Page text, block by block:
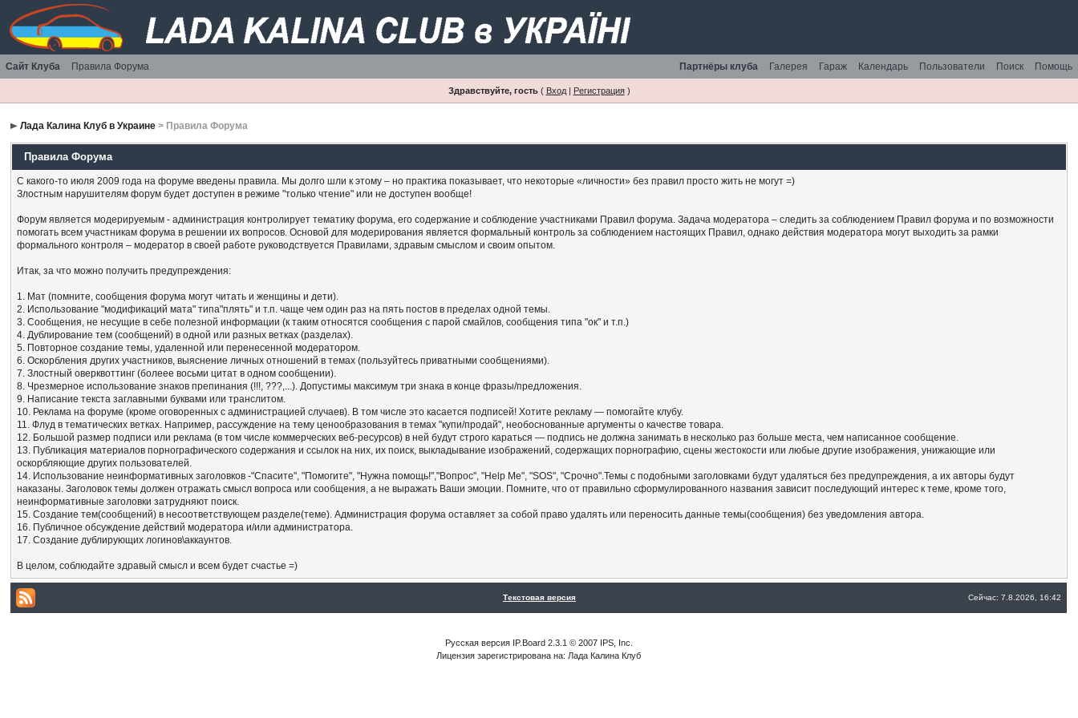
Сайт Клуба Правила Форума Помощь
Поиск
Пользователи
Календарь
Гараж
Галерея
Партнёры клуба
Здравствуйте, гость( Вход| Регистрация)
Лада Калина Клуб в Украине > Правила Форума
Правила Форума
С какого-то июля 2009 года на форуме введены правила. Мы долго шли к этому – но практика показывает, что некоторые «личности» без правил просто жить не могут =)
Злостным нарушителям форум будет доступен в режиме "только чтение" или не доступен вообще!
Форум является модерируемым - администрация контролирует тематику форума, его содержание и соблюдение участниками Правил форума. Задача модератора – следить за соблюдением Правил форума и по возможности
помогать всем участникам форума в решении их вопросов. Основой для модерирования является формальный контроль за соблюдением настоящих Правил, однако действия модератора могут выходить за рамки
формального контроля – модератор в своей работе руководствуется Правилами, здравым смыслом и своим опытом.
Итак, за что можно получить предупреждения:
1. Мат (помните, сообщения форума могут читать и женщины и дети).
2. Использование "модификаций мата" типа"плять" и т.п. чаще чем один раз на пять постов в пределах одной темы.
3. Сообщения, не несущие в себе полезной информации (к таким относятся сообщения с парой смайлов, сообщения типа "ок" и т.п.)
4. Дублирование тем (сообщений) в одной или разных ветках (разделах).
5. Повторное создание темы, удаленной или перенесенной модератором.
6. Оскорбления других участников, выяснение личных отношений в темах (пользуйтесь приватными сообщениями).
7. Злостный оверквоттинг (болеее восьми цитат в одном сообщении).
8. Чрезмерное использование знаков препинания (!!!, ???,...). Допустимы максимум три знака в конце фразы/предложения.
9. Написание текста заглавными буквами или транслитом.
10. Реклама на форуме (кроме оговоренных с администрацией случаев). В том числе это касается подписей! Хотите рекламу — помогайте клубу.
11. Флуд в тематических ветках. Например, рассуждение на тему ценообразования в темах "купи/продай", необоснованные аргументы о качестве товара.
12. Большой размер подписи или реклама (в том числе коммерческих веб-ресурсов) в ней будут строго караться — подпись не должна занимать в несколько раз больше места, чем написанное сообщение.
13. Публикация материалов порнографического содержания и ссылок на них, их поиск, выкладывание изображений, содержащих порнографию, сцены жестокости или любые другие изображения, унижающие или
оскорбляющие других пользователей.
14. Использование неинформативных заголовков -"Спасите", "Помогите", "Нужна помощь!","Вопрос", "Help Me", "SOS", "Срочно".Темы с подобными заголовками будут удаляться без предупреждения, а их авторы будут
наказаны. Заголовок темы должен отражать смысл вопроса или сообщения, а не выражать Ваши эмоции. Помните, что от правильно сформулированного названия зависит последующий интерес к теме, кроме того,
неинформативные заголовки затрудняют поиск.
15. Создание тем(сообщений) в несоответствующем разделе(теме). Администрация форума оставляет за собой право удалять или переносить данные темы(сообщения) без уведомления автора.
16. Публичное обсуждение действий модератора и/или администратора.
17. Создание дублирующих логинов\аккаунтов.
В целом, соблюдайте здравый смысл и всем будет счастье =)
Текстовая версия Сейчас: 7.8.2026, 16:42
Русская версия IP.Board 2.3.1 © 2007 IPS, Inc.
Лицензия зарегистрирована на: Лада Калина Клуб